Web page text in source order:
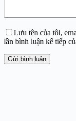
Lưu tên của tôi,
lần bình luận kế tiếp
Gửi bình luận